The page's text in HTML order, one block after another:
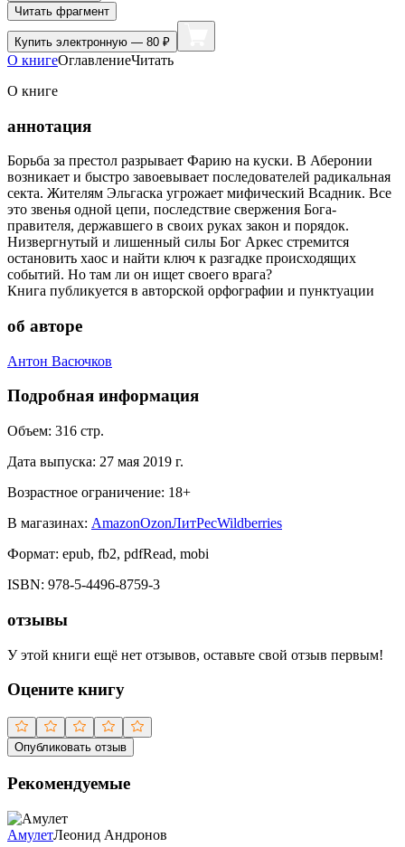
Читать фрагмент
Купить электронную — 80 ₽
О книгеОглавлениеЧитать
О книге
аннотация
Борьба за престол разрывает Фарию на куски. В Аберонии
возникает и быстро завоевывает последователей радикальная
секта. Жителям Эльгаска угрожает мифический Всадник. Все
это звенья одной цепи, последствие свержения Бога-
правителя, державшего в своих руках закон и порядок.
Низвергнутый и лишенный силы Бог Аркес стремится
остановить хаос и найти ключ к разгадке происходящих
событий. Но там ли он ищет своего врага?
Книга публикуется в авторской орфографии и пунктуации
об авторе
Антон Васючков
Подробная информация
Объем: 316 стр.
Дата выпуска: 27 мая 2019 г.
Возрастное ограничение: 18+
В магазинах: AmazonOzonЛитРесWildberries
Формат: epub, fb2, pdfRead, mobi
ISBN: 978-5-4496-8759-3
отзывы
У этой книги ещё нет отзывов, оставьте свой отзыв первым!
Оцените книгу
Опубликовать отзыв
Рекомендуемые
АмулетЛеонид Андронов